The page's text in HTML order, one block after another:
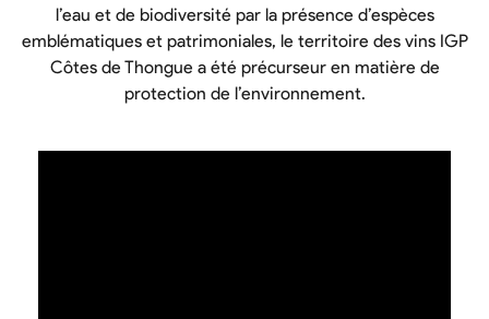
l’eau et de biodiversité par la présence d’espèces
emblématiques et patrimoniales, le territoire des vins IGP
Côtes de Thongue a été précurseur en matière de
protection de l’environnement.